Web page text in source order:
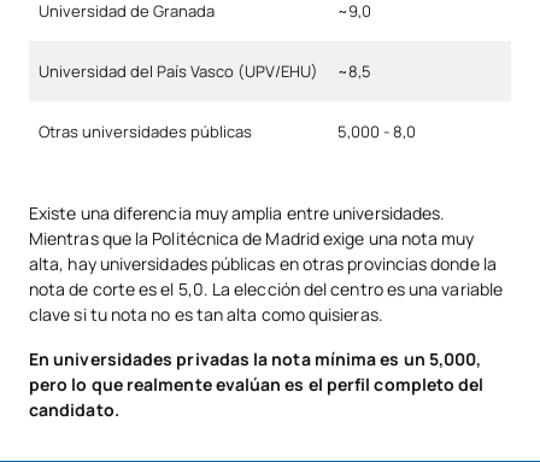
Universidad de Granada ~9,0
Universidad del País Vasco (UPV/EHU) ~8,5
Otras universidades públicas 5,000 - 8,0
Existe una diferencia muy amplia entre universidades.
Mientras que la Politécnica de Madrid exige una nota muy
alta, hay universidades públicas en otras provincias donde la
nota de corte es el 5,0. La elección del centro es una variable
clave si tu nota no es tan alta como quisieras.
En universidades privadas la nota mínima es un 5,000,
pero lo que realmente evalúan es el perfil completo del
candidato.